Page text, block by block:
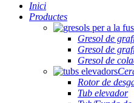
Inici
Productes
Gresol de
Gresol de
Gresol de
Rotor de
Tub elevador